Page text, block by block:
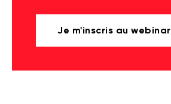
Je m'inscris au webinar